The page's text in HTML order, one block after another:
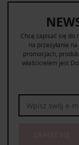
Chcę zapisać się do
na przesyłanie
promocjach,
właścicielem jest